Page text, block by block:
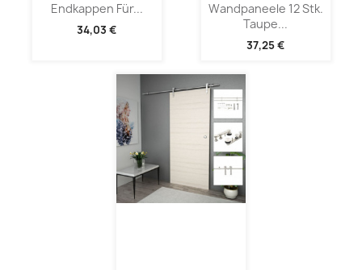
Endkappen Für...
34,03 €
Wandpaneele 12 Stk.
Taupe...
37,25 €